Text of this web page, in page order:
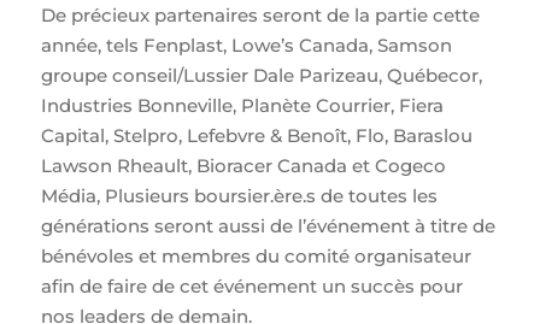
De précieux partenaires seront de la partie cette
année, tels Fenplast, Lowe’s Canada, Samson
groupe conseil/Lussier Dale Parizeau, Québecor,
Industries Bonneville, Planète Courrier, Fiera
Capital, Stelpro, Lefebvre & Benoît, Flo, Baraslou
Lawson Rheault, Bioracer Canada et Cogeco
Média, Plusieurs boursier.ère.s de toutes les
générations seront aussi de l’événement à titre de
bénévoles et membres du comité organisateur
afin de faire de cet événement un succès pour
nos leaders de demain.